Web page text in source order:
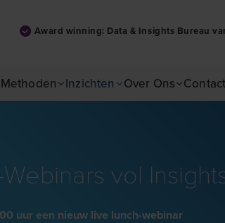
Award winning: Data & Insights Bureau
Methoden Inzichten Over Ons Contact
vol
uur een nieuw live lunch-webinar